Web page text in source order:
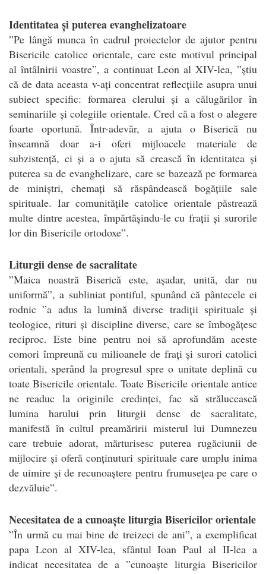
Identitatea și puterea evanghelizatoare
”Pe lângă munca în cadrul proiectelor de ajutor pentru
Bisericile catolice orientale, care este motivul principal
al întâlnirii voastre”, a continuat Leon al XIV-lea, ”știu
că de data aceasta v-ați concentrat reflecțiile asupra unui
subiect specific: formarea clerului și a călugărilor în
seminariile și colegiile orientale. Cred că a fost o alegere
foarte oportună. Într-adevăr, a ajuta o Biserică nu
înseamnă doar a-i oferi mijloacele materiale de
subzistență, ci și a o ajuta să crească în identitatea și
puterea sa de evanghelizare, care se bazează pe formarea
de miniștri, chemați să răspândească bogățiile sale
spirituale. Iar comunitățile catolice orientale păstrează
multe dintre acestea, împărtășindu-le cu frații și surorile
lor din Bisericile ortodoxe”.
Liturgii dense de sacralitate
”Maica noastră Biserică este, așadar, unită, dar nu
uniformă”, a subliniat pontiful, spunând că pântecele ei
rodnic ”a adus la lumină diverse tradiții spirituale și
teologice, rituri și discipline diverse, care se îmbogățesc
reciproc. Este bine pentru noi să aprofundăm aceste
comori împreună cu milioanele de frați și surori catolici
orientali, sperând la progresul spre o unitate deplină cu
toate Bisericile orientale. Toate Bisericile orientale antice
ne readuc la originile credinței, fac să strălucească
lumina harului prin liturgii dense de sacralitate,
manifestă în cultul preamăririi misterul lui Dumnezeu
care trebuie adorat, mărturisesc puterea rugăciunii de
mijlocire și oferă conținuturi spirituale care umplu inima
de uimire și de recunoaștere pentru frumusețea pe care o
dezvăluie”.
Necesitatea de a cunoaște liturgia Bisericilor orientale
”În urmă cu mai bine de treizeci de ani”, a exemplificat
papa Leon al XIV-lea, sfântul Ioan Paul al II-lea a
indicat necesitatea de a ”cunoaște liturgia Bisericilor